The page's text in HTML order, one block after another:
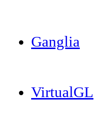
Ganglia
VirtualGL